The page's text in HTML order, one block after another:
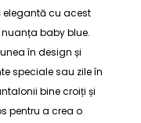
elegantă cu acest
baby blue.
în design și
speciale sau zile în
bine croiți și
pentru a crea o